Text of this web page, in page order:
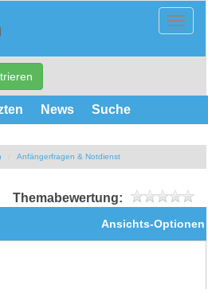
News Suche
Anfängerfragen & Notdienst
Themabewertung:
Ansichts-Optionen